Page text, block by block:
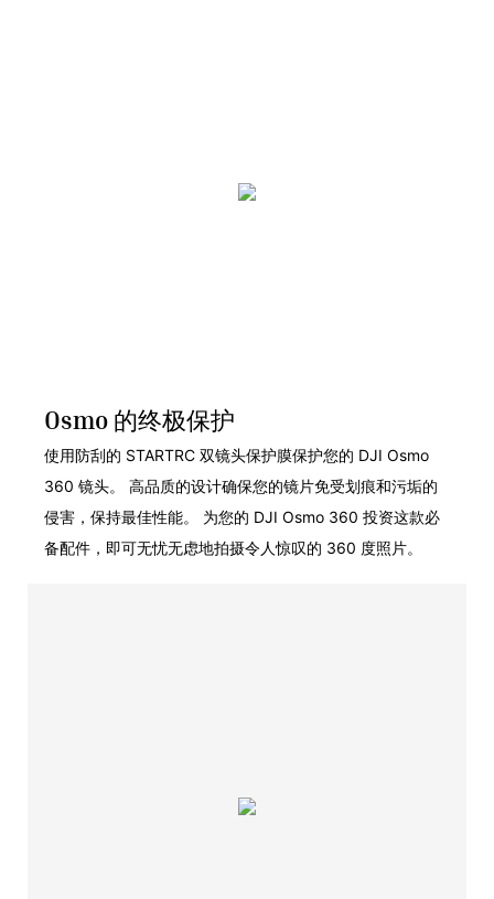
Osmo 的终极保护
使用防刮的 STARTRC 双镜头保护膜保护您的 DJI Osmo
360 镜头。 高品质的设计确保您的镜片免受划痕和污垢的
侵害，保持最佳性能。 为您的 DJI Osmo 360 投资这款必
备配件，即可无忧无虑地拍摄令人惊叹的 360 度照片。